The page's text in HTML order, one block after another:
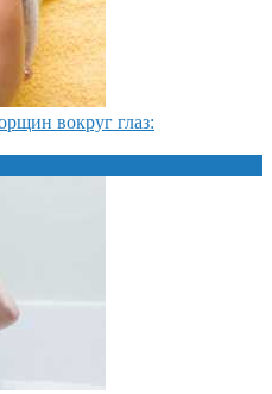
вокруг глаз: